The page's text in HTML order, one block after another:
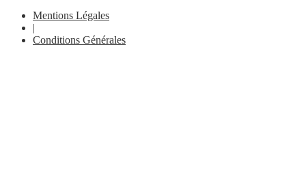
Mentions Légales
|
Conditions Générales